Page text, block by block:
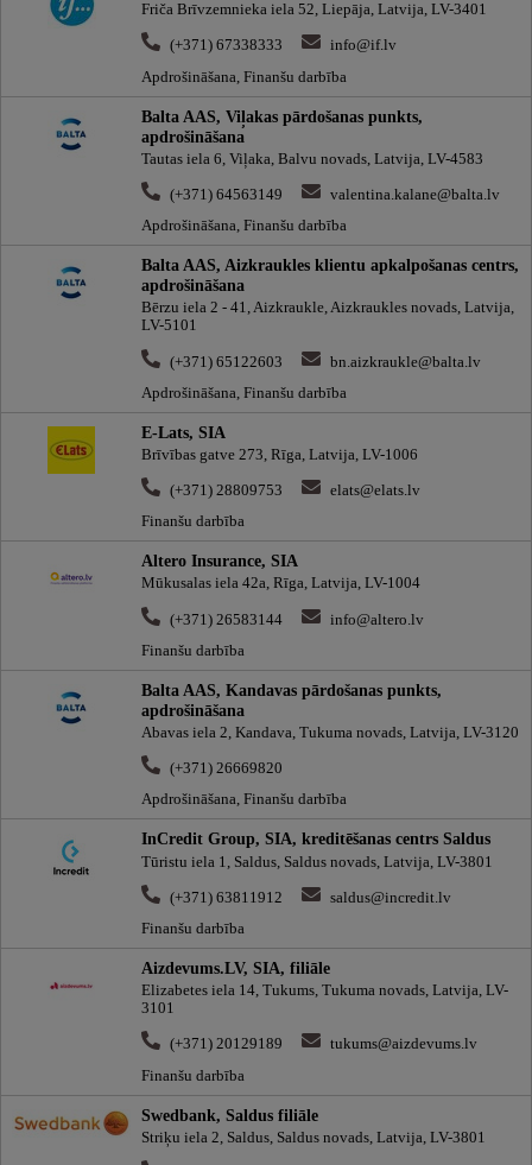
Friča Brīvzemnieka iela 52, Liepāja, Latvija, LV-3401
(+371) 67338333
info@if.lv
Apdrošināšana, Finanšu darbība
Balta AAS, Viļakas pārdošanas punkts,
apdrošināšana
Tautas iela 6, Viļaka, Balvu novads, Latvija, LV-4583
(+371) 64563149
valentina.kalane@balta.lv
Apdrošināšana, Finanšu darbība
Balta AAS, Aizkraukles klientu apkalpošanas centrs,
apdrošināšana
Bērzu iela 2 - 41, Aizkraukle, Aizkraukles novads, Latvija,
LV-5101
(+371) 65122603
bn.aizkraukle@balta.lv
Apdrošināšana, Finanšu darbība
E-Lats, SIA
Brīvības gatve 273, Rīga, Latvija, LV-1006
(+371) 28809753
elats@elats.lv
Finanšu darbība
Altero Insurance, SIA
Mūkusalas iela 42a, Rīga, Latvija, LV-1004
(+371) 26583144
info@altero.lv
Finanšu darbība
Balta AAS, Kandavas pārdošanas punkts,
apdrošināšana
Abavas iela 2, Kandava, Tukuma novads, Latvija, LV-3120
(+371) 26669820
Apdrošināšana, Finanšu darbība
InCredit Group, SIA, kreditēšanas centrs Saldus
Tūristu iela 1, Saldus, Saldus novads, Latvija, LV-3801
(+371) 63811912
saldus@incredit.lv
Finanšu darbība
Aizdevums.LV, SIA, filiāle
Elizabetes iela 14, Tukums, Tukuma novads, Latvija, LV-
3101
(+371) 20129189
tukums@aizdevums.lv
Finanšu darbība
Swedbank, Saldus filiāle
Striķu iela 2, Saldus, Saldus novads, Latvija, LV-3801